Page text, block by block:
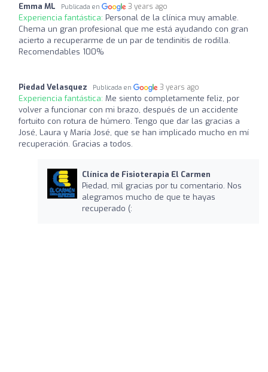
Emma ML Publicada en 3 years ago
Experiencia fantástica: Personal de la clínica muy amable.
Chema un gran profesional que me está ayudando con gran
acierto a recuperarme de un par de tendinitis de rodilla.
Recomendables 100%
Piedad Velasquez Publicada en 3 years ago
Experiencia fantástica: Me siento completamente feliz, por
volver a funcionar con mi brazo, después de un accidente
fortuito con rotura de húmero. Tengo que dar las gracias a
José, Laura y María José, que se han implicado mucho en mí
recuperación. Gracias a todos.
Clínica de Fisioterapia El Carmen
Piedad, mil gracias por tu comentario. Nos
alegramos mucho de que te hayas
recuperado (: